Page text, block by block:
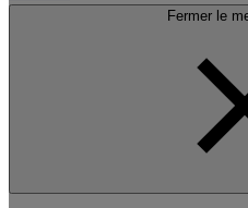
Fermer le